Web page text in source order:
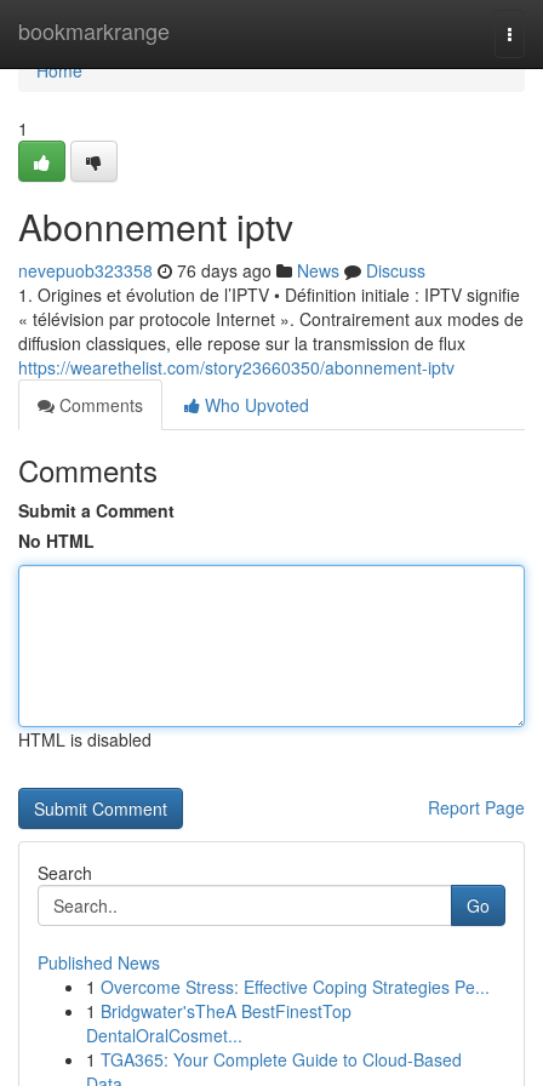
bookmarkrange
Home
Home
1
Abonnement iptv
nevepuob323358 76 days ago News
Discuss
1. Origines et évolution de l’IPTV • Définition initiale : IPTV signifie
« télévision par protocole Internet ». Contrairement aux modes de
diffusion classiques, elle repose sur la transmission de flux
https://wearethelist.com/story23660350/abonnement-iptv
Comments
Who Upvoted
Comments
Submit a Comment
No HTML
HTML is disabled
Report Page
Search
Go
Published News
1 Overcome Stress: Effective Coping Strategies Pe...
1 Bridgwater'sTheA BestFinestTop
DentalOralCosmet...
1 TGA365: Your Complete Guide to Cloud-Based